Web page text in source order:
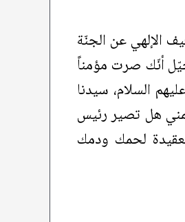
الإلهي عن الجنّة
أنّك صرت مؤمناً
السلام، سيدنا
هل تصير رئيس
لحمك ودمك